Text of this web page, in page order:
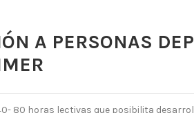
A PERSONAS
80 horas lectivas que posibilita